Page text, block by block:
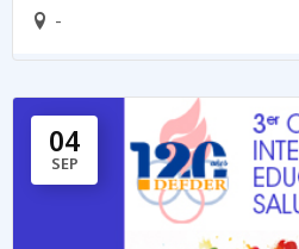
-
04
SEP